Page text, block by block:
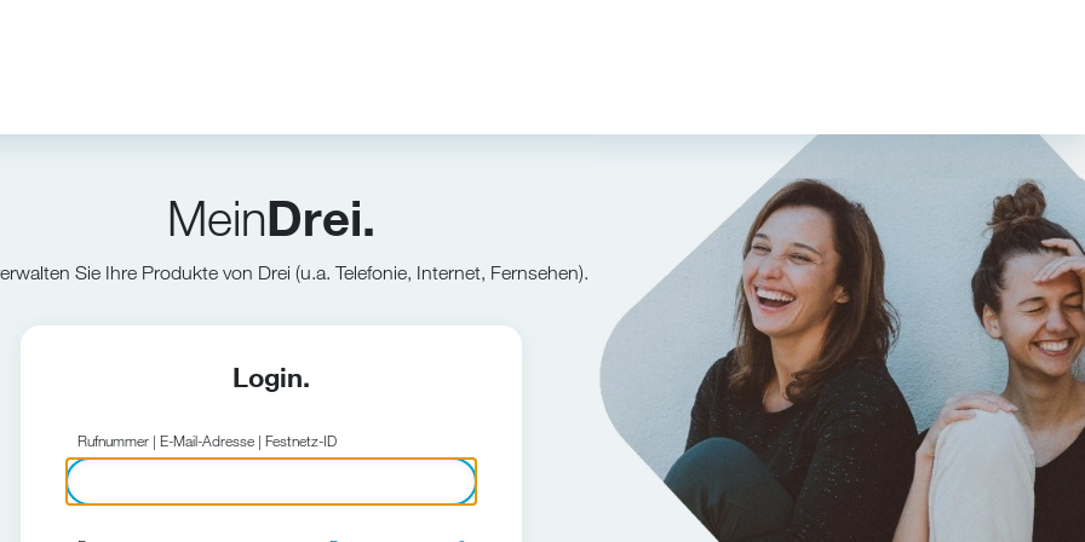
MeinDrei.
Sie Ihre Produkte von Drei (u.a. Telefonie, Internet, Fernsehen).
Login.
Rufnummer | E-Mail-Adresse | Festnetz-ID